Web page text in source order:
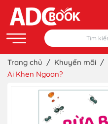
Trang chủ / Khuyến mãi /
Ai Khen Ngoan?